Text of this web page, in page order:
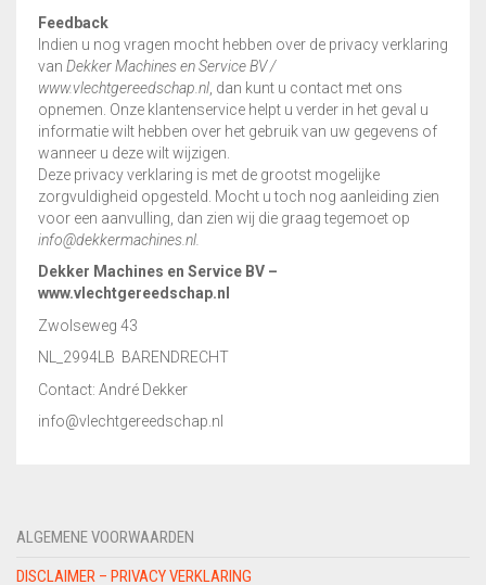
Feedback
Indien u nog vragen mocht hebben over de privacy verklaring
van Dekker Machines en Service BV/
www.vlechtgereedschap.nl , dan kunt u contact met ons
opnemen. Onze klantenservice helpt u verder in het geval u
informatie wilt hebben over het gebruik van uw gegevens of
wanneer u deze wilt wijzigen.
Deze privacy verklaring is met de grootst mogelijke
zorgvuldigheid opgesteld. Mocht u toch nog aanleiding zien
voor een aanvulling, dan zien wij die graag tegemoet op
info@dekkermachines.nl.
Dekker Machines en Service BV –
www.vlechtgereedschap.nl
Zwolseweg 43
NL_2994LB BARENDRECHT
Contact: André Dekker
info@vlechtgereedschap.nl
ALGEMENE VOORWAARDEN
DISCLAIMER – PRIVACY VERKLARING